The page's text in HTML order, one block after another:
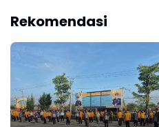
Nelayan Yang Lebih
Mandiri
Rekomendasi